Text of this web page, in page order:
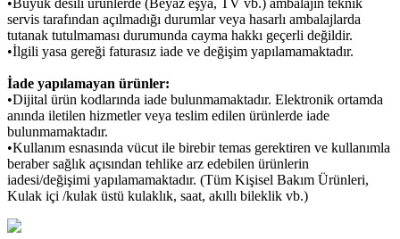
•Büyük desili ürünlerde (Beyaz eşya, TV vb.) ambalajın teknik
servis tarafından açılmadığı durumlar veya hasarlı ambalajlarda
tutanak tutulmaması durumunda cayma hakkı geçerli değildir.
•İlgili yasa gereği faturasız iade ve değişim yapılamamaktadır.
İade yapılamayan ürünler:
•Dijital ürün kodlarında iade bulunmamaktadır. Elektronik ortamda
anında iletilen hizmetler veya teslim edilen ürünlerde iade
bulunmamaktadır.
•Kullanım esnasında vücut ile birebir temas gerektiren ve kullanımla
beraber sağlık açısından tehlike arz edebilen ürünlerin
iadesi/değişimi yapılamamaktadır. (Tüm Kişisel Bakım Ürünleri,
Kulak içi /kulak üstü kulaklık, saat, akıllı bileklik vb.)